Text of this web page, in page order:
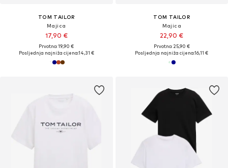
TOM TAILOR
Majica
17,90 €
Prvotno: 19,90 €
Posljednja najniža cijena:14,31 €
TOM TAILOR
Majica
22,90 €
Prvotno: 25,90 €
Posljednja najniža cijena:16,11 €